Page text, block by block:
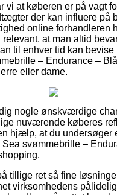
vi at køberen er på vagt
der kan influere på
online forhandleren
at man altid
til enhver tid kan
– Endurance –
eller dame.
nogle ønskværdige
nuværende køberes
hjælp, at du undersøger
Sea svømmebrille –
tillige ret så fine
virksomhedens